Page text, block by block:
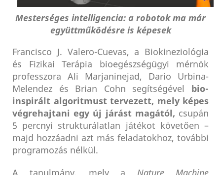
Mesterséges intelligencia: a robotok ma már
együttműködésre is képesek
Francisco J. Valero-Cuevas, a Biokineziológia
és Fizikai Terápia bioegészségügyi mérnök
professzora Ali Marjaninejad, Dario Urbina-
Melendez és Brian Cohn segítségével bio-
inspirált algoritmust tervezett, mely képes
végrehajtani egy új járást magától, csupán
5 percnyi strukturálatlan játékot követően –
majd hozzáadni azt más feladatokhoz, további
programozás nélkül.
Nature Machine